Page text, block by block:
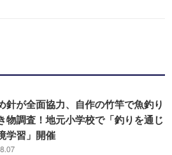
針が全面協力、自作の竹竿で魚釣り
物調査！地元小学校で「釣りを通じ
学習」開催